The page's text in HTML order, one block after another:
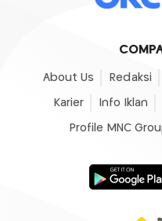
About Us Redaksi
Karier Info Iklan
Profile MNC